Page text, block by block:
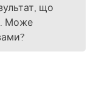
що
Може